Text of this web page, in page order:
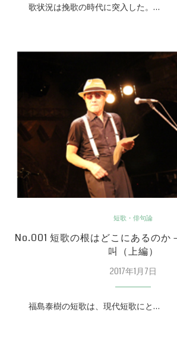
歌状況は挽歌の時代に突入した。…
短歌・俳句論
No.001 短歌の根はどこにあるのか
叫（上編）
2017年1月7日
福島泰樹の短歌は、現代短歌にと…